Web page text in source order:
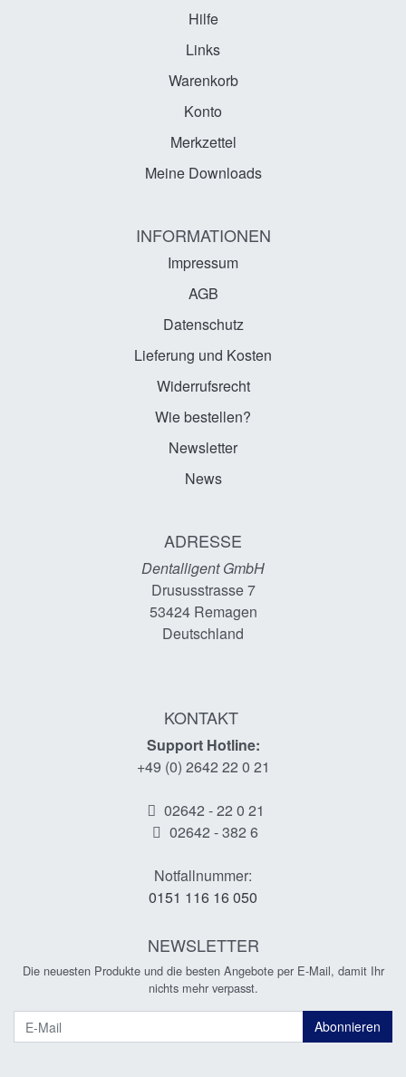
Hilfe
Links
Warenkorb
Konto
Merkzettel
Meine Downloads
INFORMATIONEN
Impressum
AGB
Datenschutz
Lieferung und Kosten
Widerrufsrecht
Wie bestellen?
Newsletter
News
ADRESSE
Dentalligent GmbH
Drususstrasse 7
53424Remagen
Deutschland
KONTAKT
Support Hotline:
+49 (0) 2642 22 0 21
02642 - 22 0 21
02642 - 382 6
Notfallnummer:
0151 116 16 050
NEWSLETTER
Die neuesten Produkte und die besten Angebote per E-Mail, damit Ihr
nichts mehr verpasst.
Abonnieren